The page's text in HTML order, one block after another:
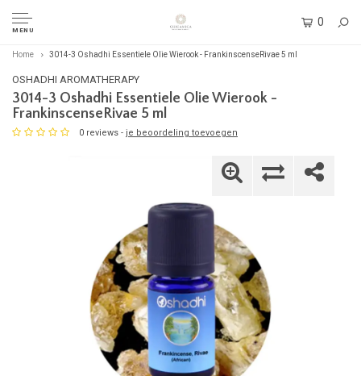
MENU
0
Home 3014-3 Oshadhi Essentiele Olie Wierook - FrankinscenseRivae 5 ml
OSHADHI AROMATHERAPY
3014-3 Oshadhi Essentiele Olie Wierook -
FrankinscenseRivae 5 ml
0 reviews - je beoordeling toevoegen